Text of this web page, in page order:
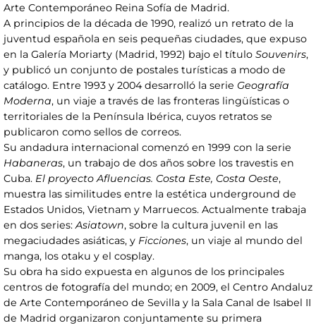
Arte Contemporáneo Reina Sofía de Madrid.
A principios de la década de 1990, realizó un retrato de la
juventud española en seis pequeñas ciudades, que expuso
en la Galería Moriarty (Madrid, 1992) bajo el título Souvenirs,
y publicó un conjunto de postales turísticas a modo de
catálogo. Entre 1993 y 2004 desarrolló la serie Geografía
Moderna, un viaje a través de las fronteras lingüísticas o
territoriales de la Península Ibérica, cuyos retratos se
publicaron como sellos de correos.
Su andadura internacional comenzó en 1999 con la serie
Habaneras, un trabajo de dos años sobre los travestis en
Cuba. El proyecto Afluencias. Costa Este, Costa Oeste,
muestra las similitudes entre la estética underground de
Estados Unidos, Vietnam y Marruecos. Actualmente trabaja
en dos series:Asiatown, sobre la cultura juvenil en las
megaciudades asiáticas, y Ficciones, un viaje al mundo del
manga, los otaku y el cosplay.
Su obra ha sido expuesta en algunos de los principales
centros de fotografía del mundo; en 2009, el Centro Andaluz
de Arte Contemporáneo de Sevilla y la Sala Canal de Isabel II
de Madrid organizaron conjuntamente su primera